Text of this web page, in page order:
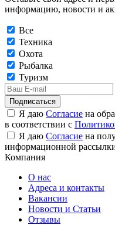
информацию, новости и
Все
Техника
Охота
Рыбалка
Туризм
Подписаться
Я даю Согласие на
в соответствии с
Я даю Согласие на
информационной
Компания
О нас
Адреса и контакты
Вакансии
Новости и Статьи
Отзывы